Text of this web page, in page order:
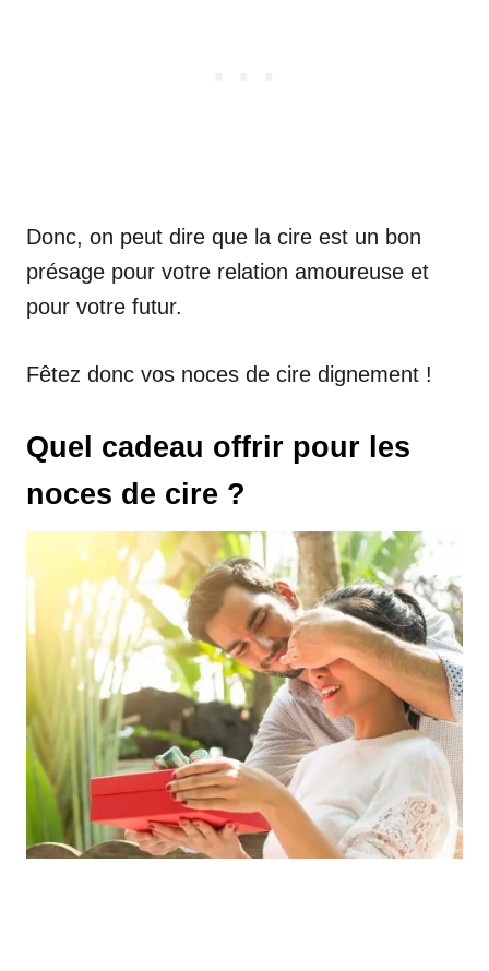
Donc, on peut dire que la cire est un bon
présage pour votre relation amoureuse et
pour votre futur.
Fêtez donc vos noces de cire dignement !
Quel cadeau offrir pour les
noces de cire ?